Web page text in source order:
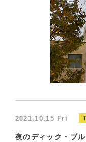
2021.10.15 Fri
夜のディック・ブ